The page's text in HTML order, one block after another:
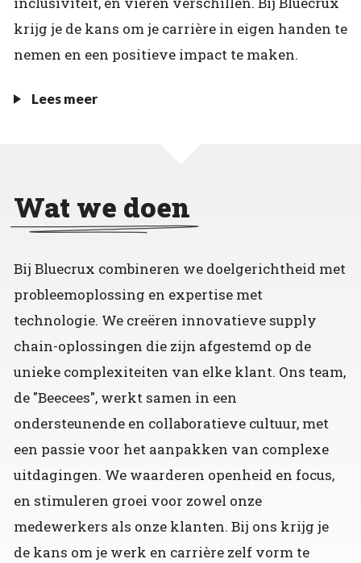
krijg je de kans om je carrière in eigen handen te
nemen en een positieve impact te maken.
Lees meer
Wat we doen
Bij Bluecrux combineren we doelgerichtheid met
probleemoplossing en expertise met
technologie. We creëren innovatieve supply
chain-oplossingen die zijn afgestemd op de
unieke complexiteiten van elke klant. Ons team,
de "Beecees", werkt samen in een
ondersteunende en collaboratieve cultuur, met
een passie voor het aanpakken van complexe
uitdagingen. We waarderen openheid en focus,
en stimuleren groei voor zowel onze
medewerkers als onze klanten. Bij ons krijg je
de kans om je werk en carrière zelf vorm te